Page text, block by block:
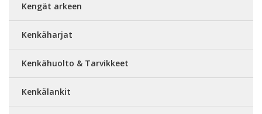
Kengät arkeen
Kenkäharjat
Kenkähuolto & Tarvikkeet
Kenkälankit